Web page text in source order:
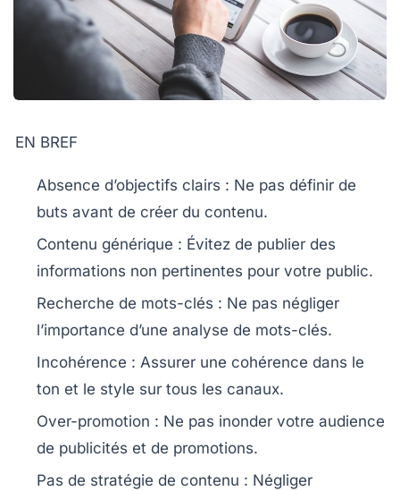
EN BREF
Absence d’objectifs clairs : Ne pas définir de
buts avant de créer du contenu.
Contenu générique : Évitez de publier des
informations non pertinentes pour votre public.
Recherche de mots-clés : Ne pas négliger
l’importance d’une analyse de mots-clés.
Incohérence : Assurer une cohérence dans le
ton et le style sur tous les canaux.
Over-promotion : Ne pas inonder votre audience
de publicités et de promotions.
Pas de stratégie de contenu : Négliger